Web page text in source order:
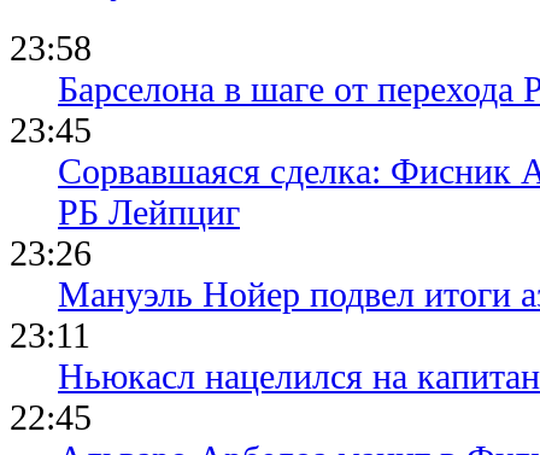
23:58
Барселона в шаге от перехода
23:45
Сорвавшаяся сделка: Фисник
РБ Лейпциг
23:26
Мануэль Нойер подвел итоги
23:11
Ньюкасл нацелился на
22:45